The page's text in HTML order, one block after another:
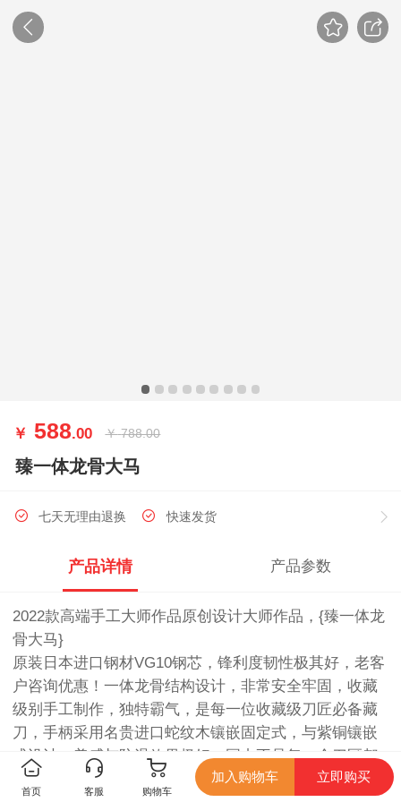
￥ 588.00 ￥ 788.00
臻一体龙骨大马
七天无理由退换 快速发货
产品详情 产品参数
2022款高端手工大师作品原创设计大师作品，{臻一体龙
骨大马}
原装日本进口钢材VG10钢芯，锋利度韧性极其好，老客
户咨询优惠！一体龙骨结构设计，非常安全牢固，收藏
级别手工制作，独特霸气，是每一位收藏级刀匠必备藏
刀，手柄采用名贵进口蛇纹木镶嵌固定式，与紫铜镶嵌
式设计，美感与防滑效果极好，国内不是每一个刀匠都
能设计与手工制作出如此漂亮的收藏刀！皮套搭配意大
首页 客服 购物车
加入购物车 立即购买